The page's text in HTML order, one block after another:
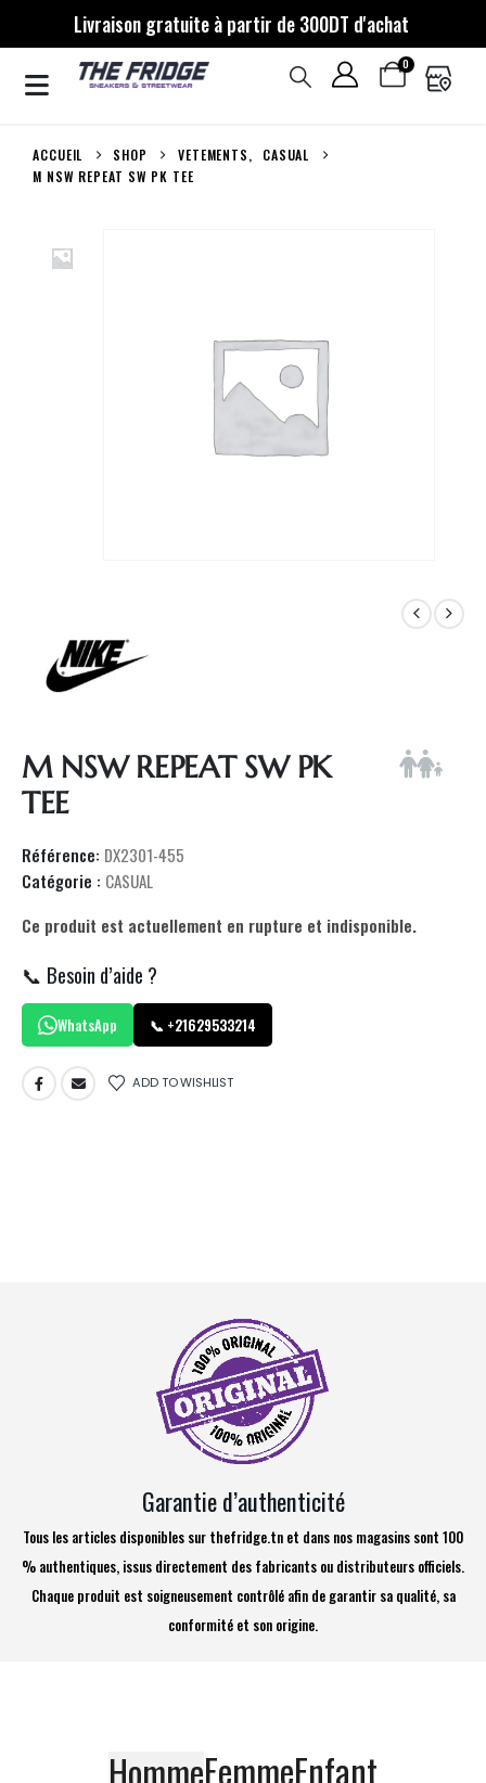
Livraison gratuite à partir de 300DT d'achat
0
ACCUEIL SHOP VETEMENTS,
CASUAL
M NSW REPEAT SW PK TEE
M NSW REPEAT SW PK
TEE
Référence: DX2301-455
Catégorie : CASUAL
Ce produit est actuellement en rupture et indisponible.
📞 Besoin d’aide ?
WhatsApp 📞 +21629533214
ADD TO WISHLIST
Garantie d’authenticité
Tous les articles disponibles sur thefridge.tn et dans nos magasins sont 100
% authentiques, issus directement des fabricants ou distributeurs officiels.
Chaque produit est soigneusement contrôlé afin de garantir sa qualité, sa
conformité et son origine.
HommeFemmeEnfant